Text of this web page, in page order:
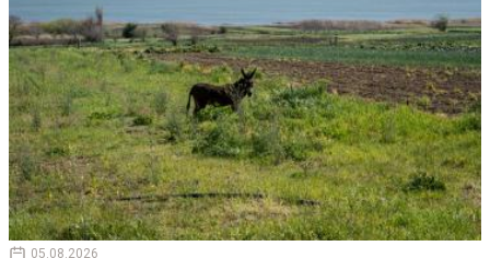
05.08.2026